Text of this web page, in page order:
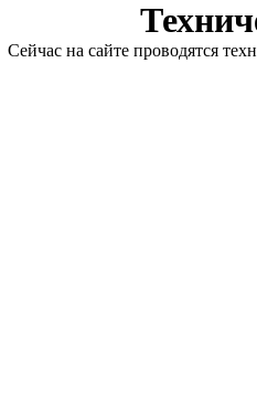
Сейчас на сайте проводятся